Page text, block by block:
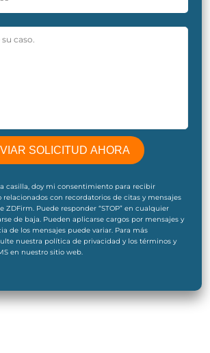
casilla, doy mi consentimiento para recibir
relacionados con recordatorios de citas y mensajes
ZDFirm. Puede responder “STOP” en cualquier
de baja. Pueden aplicarse cargos por mensajes y
de los mensajes puede variar. Para más
nuestra política de privacidad y los términos y
en nuestro sitio web.